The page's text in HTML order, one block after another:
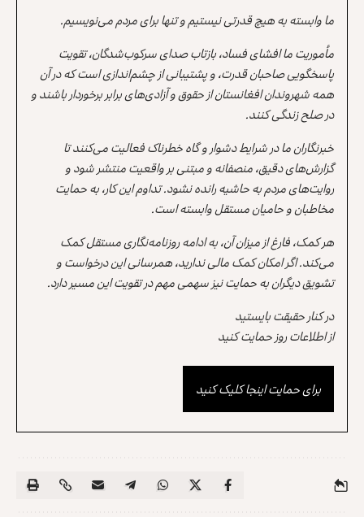
ما وابسته به هیچ قدرتی نیستیم و تنها برای مردم می‌نویسیم.
مأموریت ما افشای فساد، بازتاب صدای سرکوب‌شدگان، تقویت
پاسخگویی صاحبان قدرت، و پشتیبانی از چشم‌اندازی است که در آن
همه شهروندان افغانستان از حقوق و آزادی‌های برابر برخوردار باشند و
در صلح زندگی کنند.
خبرنگاران ما در شرایط دشوار و گاه خطرناک فعالیت می‌کنند تا
گزارش‌های دقیق، منصفانه و مبتنی بر واقعیت منتشر شود و
روایت‌های مردم به حاشیه رانده نشود. تداوم این کار، به حمایت
مخاطبان و حامیان مستقل وابسته است.
هر کمک، فارغ از میزان آن، به ادامه روزنامه‌نگاری مستقل کمک
می‌کند. اگر امکان کمک مالی ندارید، همرسانی این درخواست و
تشویق دیگران به حمایت نیز سهمی مهم در تقویت این مسیر دارد.
در کنار حقیقت بایستید
از اطلاعات روز حمایت کنید
برای حمایت اینجا کلیک کنید